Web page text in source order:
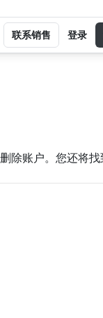
除账户。您还将
联系销售 登录